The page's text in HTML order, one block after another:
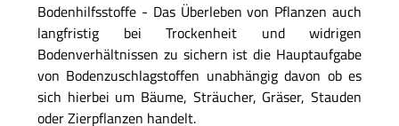
Bodenhilfsstoffe - Das Überleben von Pflanzen auch
langfristig bei Trockenheit und widrigen
Bodenverhältnissen zu sichern ist die Hauptaufgabe
von Bodenzuschlagstoffen unabhängig davon ob es
sich hierbei um Bäume, Sträucher, Gräser, Stauden
oder Zierpflanzen handelt.